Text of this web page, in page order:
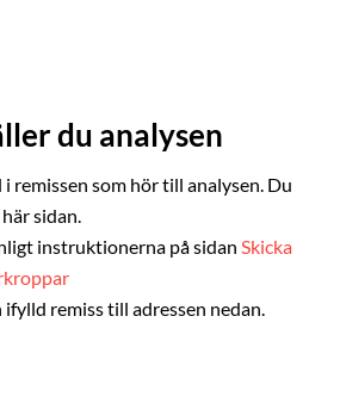
du analysen
i remissen som hör till analysen. Du
sidan.
instruktionerna på sidan Skicka
ifylld remiss till adressen nedan.